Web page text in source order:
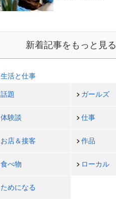
新着記事をもっと見る
生活と仕事
話題 ガールズ
体験談 仕事
お店＆接客 作品
食べ物 ローカル
ためになる